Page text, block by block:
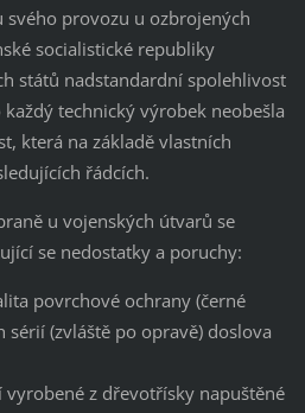
provozu u ozbrojených
socialistické republiky
států nadstandardní spolehlivost
technický výrobek neobešla
která na základě vlastních
řádcích.
u vojenských útvarů se
se nedostatky a poruchy:
povrchové ochrany (černé
sérií (zvláště po opravě) doslova
vyrobené z dřevotřísky napuštěné